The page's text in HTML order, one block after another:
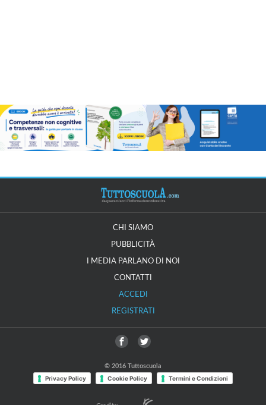
CHI SIAMO
PUBBLICITÀ
I MEDIA PARLANO DI NOI
CONTATTI
ACCEDI
REGISTRATI
© 2016 Tuttoscuola
Privacy Policy Cookie Policy Termini e Condizioni